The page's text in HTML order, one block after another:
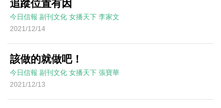
追蹤位置有因
今日信報 副刊文化 女播天下 李家文
2021/12/14
該做的就做吧！
今日信報 副刊文化 女播天下 張寶華
2021/12/13